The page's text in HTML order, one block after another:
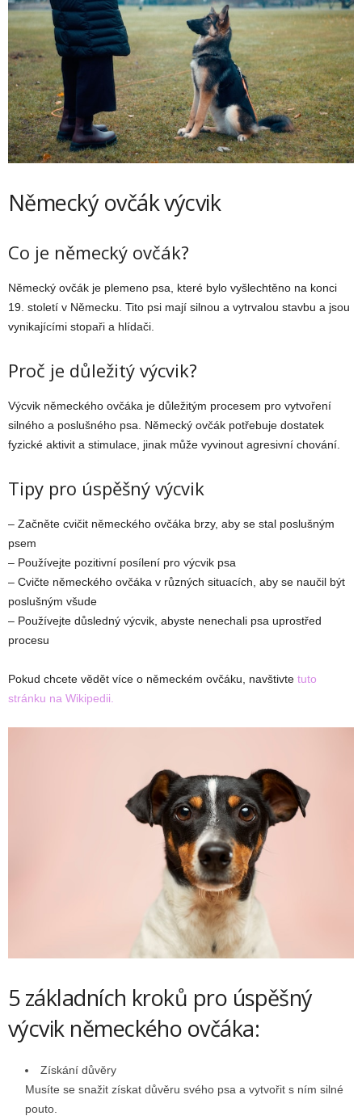
Německý ovčák výcvik
Co je německý ovčák?
Německý ovčák je plemeno psa, které bylo vyšlechtěno na konci
19. století v Německu. Tito psi mají silnou a vytrvalou stavbu a jsou
vynikajícími stopaři a hlídači.
Proč je důležitý výcvik?
Výcvik německého ovčáka je důležitým procesem pro vytvoření
silného a poslušného psa. Německý ovčák potřebuje dostatek
fyzické aktivit a stimulace, jinak může vyvinout agresivní chování.
Tipy pro úspěšný výcvik
– Začněte cvičit německého ovčáka brzy, aby se stal poslušným
psem
– Používejte pozitivní posílení pro výcvik psa
– Cvičte německého ovčáka v různých situacích, aby se naučil být
poslušným všude
– Používejte důsledný výcvik, abyste nenechali psa uprostřed
procesu
Pokud chcete vědět více o německém ovčáku, navštivte tuto
stránku na Wikipedii.
5 základních kroků pro úspěšný
výcvik německého ovčáka:
Získání důvěry
Musíte se snažit získat důvěru svého psa a vytvořit s ním silné
pouto.